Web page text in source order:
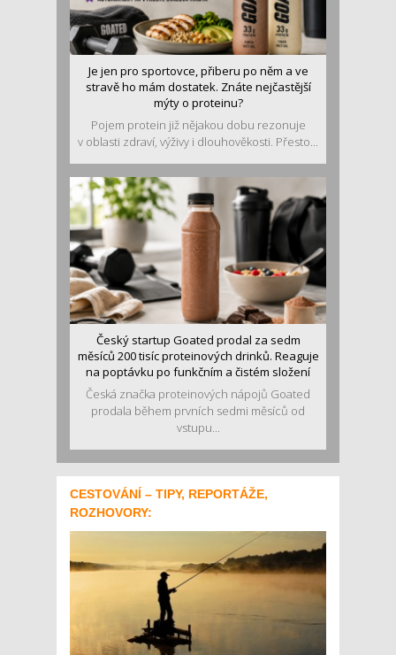
Je jen pro sportovce, přiberu po něm a ve
stravě ho mám dostatek. Znáte nejčastější
mýty o proteinu?
Pojem protein již nějakou dobu rezonuje
v oblasti zdraví, výživy i dlouhověkosti. Přesto...
Český startup Goated prodal za sedm
měsíců 200 tisíc proteinových drinků. Reaguje
na poptávku po funkčním a čistém složení
Česká značka proteinových nápojů Goated
prodala během prvních sedmi měsíců od
vstupu...
CESTOVÁNÍ – TIPY, REPORTÁŽE,
ROZHOVORY: